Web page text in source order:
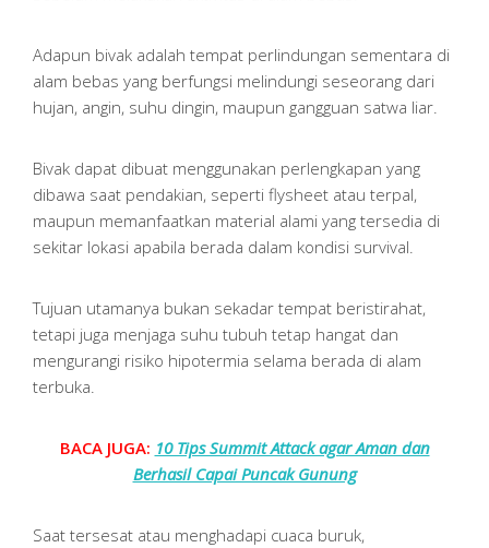
Adapun bivak adalah tempat perlindungan sementara di
alam bebas yang berfungsi melindungi seseorang dari
hujan, angin, suhu dingin, maupun gangguan satwa liar.
Bivak dapat dibuat menggunakan perlengkapan yang
dibawa saat pendakian, seperti flysheet atau terpal,
maupun memanfaatkan material alami yang tersedia di
sekitar lokasi apabila berada dalam kondisi survival.
Tujuan utamanya bukan sekadar tempat beristirahat,
tetapi juga menjaga suhu tubuh tetap hangat dan
mengurangi risiko hipotermia selama berada di alam
terbuka.
BACA JUGA: 10 Tips Summit Attack agar Aman dan
Berhasil Capai Puncak Gunung
Saat tersesat atau menghadapi cuaca buruk,